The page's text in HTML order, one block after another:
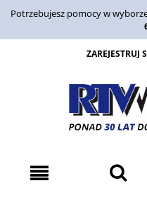
Potrzebujesz pomocy w
ZAREJESTRUJ